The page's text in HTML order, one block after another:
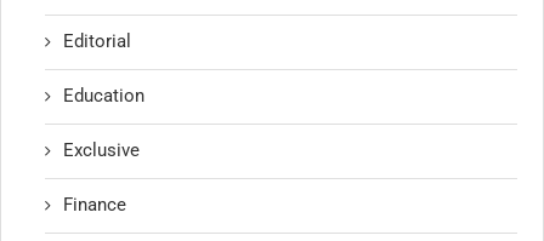
Editorial
Education
Exclusive
Finance